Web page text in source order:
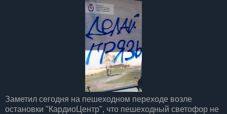
Заметил сегодня на пешеходном переходе возле
остановки "КардиоЦентр", что пешеходный светофор не